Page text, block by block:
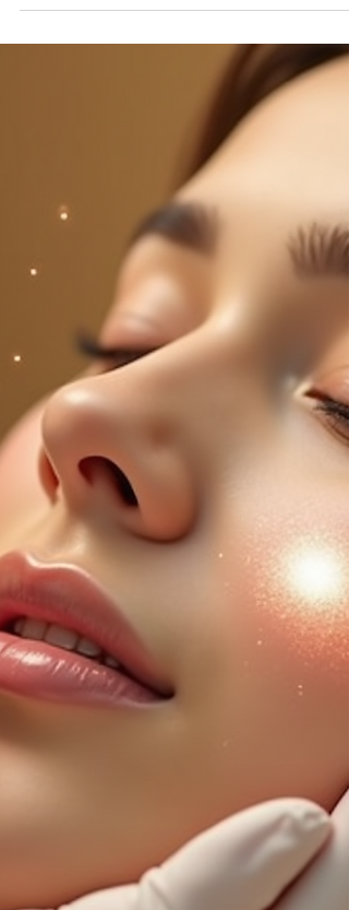
步骤与最佳护肤中心推
在蒙特利尔 (Montreal) 这座充满活力与时尚
息的城市，越来越多的人开始重视皮肤护理
美容保养。随着科技的不断进步，各种先进
面部护理疗程应运而生，其中
HydraFacial（水光焕肤）以其卓越的效果和
舒适的体验迅速成为全球美容界的明星疗程
无论您是初次了解 HydraFacial，还是正在寻
找蒙特利尔最佳的 HydraFacial 护肤中心，
篇文章将为您详尽介绍这一革命性面部护理
一切，帮助您做出最明智的护肤选择。 什么
是 HydraFacial？ HydraFacial 是一种多步
骤、无创性的面部护理疗程，结合了深层清
洁、去角质、提取、补水和抗氧化物输送等
种护肤功效于一体。它使用专利的 Vortex-
Fusion 技术，通过特殊漩涡状流动，将针对
性的精华液深入渗透至肌肤，同时温和清除
孔内的污垢和多余皮脂。 与传统的化学换肤
或机械磨砂不同，HydraFacial 在去除老化角
质的同时，持续向肌肤补充水分和营养，确
整个过程舒适无痛、无需恢复期。这也是为
么它被称为午餐时间面部护理（Lunchtime
Facial）——疗程结束后